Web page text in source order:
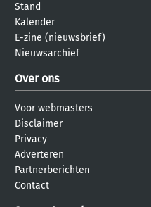
Stand
Kalender
E-zine (nieuwsbrief)
Nieuwsarchief
Over ons
Voor webmasters
Disclaimer
Privacy
Adverteren
Partnerberichten
Contact